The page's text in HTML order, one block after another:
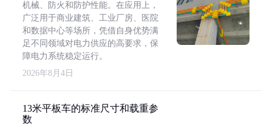
机械、防火和防护性能。在应用上，
广泛用于商业建筑、工业厂房、医院
和数据中心等场所，凭借自身优势满
足不同领域对电力供应的高要求，保
障电力系统稳定运行。
2026年8月4日
13米平板车的标准尺寸和载重参
数